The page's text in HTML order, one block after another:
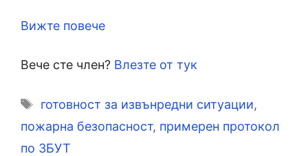
Вижте повече
Вече сте член? Влезте от тук
Етикети
готовност за извънредни ситуации,
пожарна безопасност, примерен протокол
по ЗБУТ